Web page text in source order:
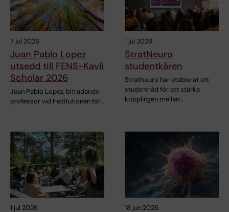
7 jul 2026
Juan Pablo Lopez
utsedd till FENS-Kavli
Scholar 2026
Juan Pablo Lopez, biträdande
professor vid Institutionen för…
1 jul 2026
StratNeuro
studentkåren
StratNeuro har etablerat ett
studentråd för att stärka
kopplingen mellan…
1 jul 2026 18 jun 2026